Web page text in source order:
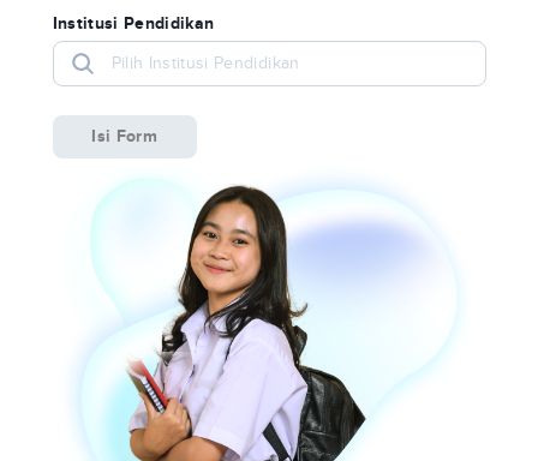
Institusi Pendidikan
Isi Form